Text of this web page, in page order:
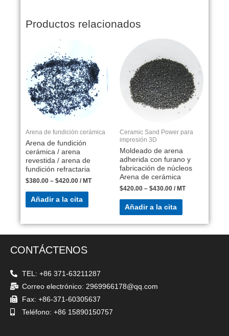
Productos relacionados
Arena de fundición cerámica
Arena de fundición
cerámica / arena
revestida / arena de
fundición refractaria
$380.00 – $420.00 / MT
Añadir a la cita
Ceramic Sand Power para
impresión 3D
Moldeado de arena
adherida con furano y
fabricación de núcleos
Arena de cerámica
$420.00 – $430.00 / MT
Añadir a la cita
CONTÁCTENOS
TEL: +86 371-63211287
Correo electrónico: 2969966178@qq.com
Fax: +86-371-60305637
Teléfono: +86 15890150757